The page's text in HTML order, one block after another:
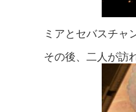
ミアとセバスチャ
その後、二人が訪